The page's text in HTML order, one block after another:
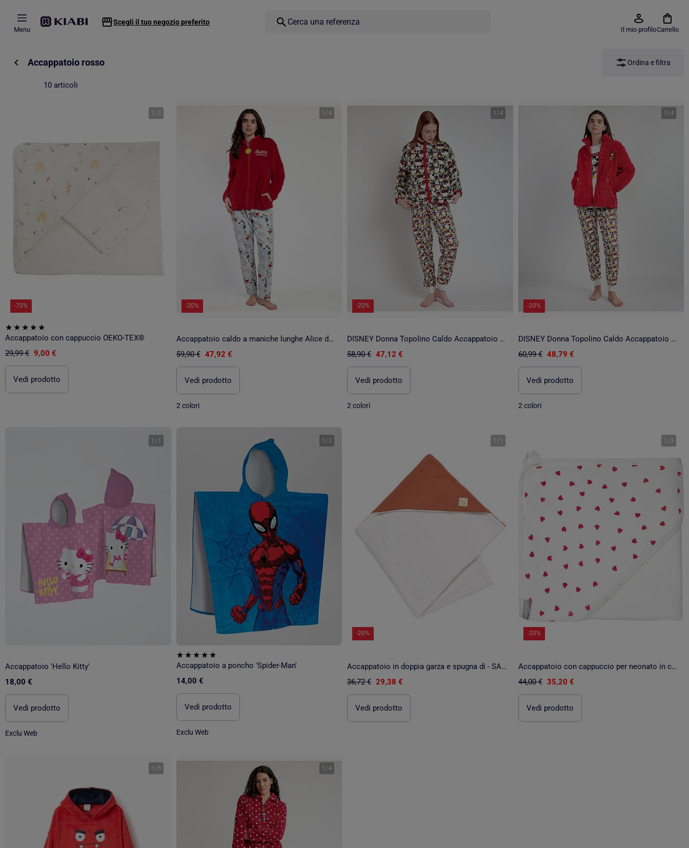
Menu
Scegli il tuo negozio preferito
Il mio profiloCarrello
Accappatoio rosso Ordina e filtra
10 articoli
1 / 5
-70%
Accappatoio con cappuccio OEKO-TEX®
29,99 € 9,00 €
Vedi prodotto
1 /4
-20%
Accappatoio caldo a maniche lunghe Alice da donna DISNEY
59,90 € 47,92 €
Vedi prodotto
2 colori
1 /4
-20%
DISNEY Donna Topolino Caldo Accappatoio a Maniche Lunghe
58,90 € 47,12 €
Vedi prodotto
2 colori
1 /4
-20%
DISNEY Donna Topolino Caldo Accappatoio a Maniche Lunghe
60,99 € 48,79 €
Vedi prodotto
2 colori
1 / 1
Accappatoio 'Hello Kitty'
18,00 €
Vedi prodotto
Exclu Web
1 / 2
Accappatoio a poncho 'Spider-Man'
14,00 €
Vedi prodotto
Exclu Web
1 / 1
-20%
Accappatoio in doppia garza e spugna di - SAUTHON
36,72 € 29,38 €
Vedi prodotto
1 / 3
-20%
Accappatoio con cappuccio per neonato in cotone e bambù | SEVIRA KIDS
44,00 € 35,20 €
Vedi prodotto
1 / 5 1 /4